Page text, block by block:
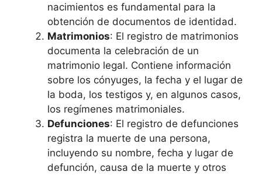
nacimientos es fundamental para la
obtención de documentos de identidad.
Matrimonios: El registro de matrimonios
documenta la celebración de un
matrimonio legal. Contiene información
sobre los cónyuges, la fecha y el lugar de
la boda, los testigos y, en algunos casos,
los regímenes matrimoniales.
Defunciones: El registro de defunciones
registra la muerte de una persona,
incluyendo su nombre, fecha y lugar de
defunción, causa de la muerte y otros